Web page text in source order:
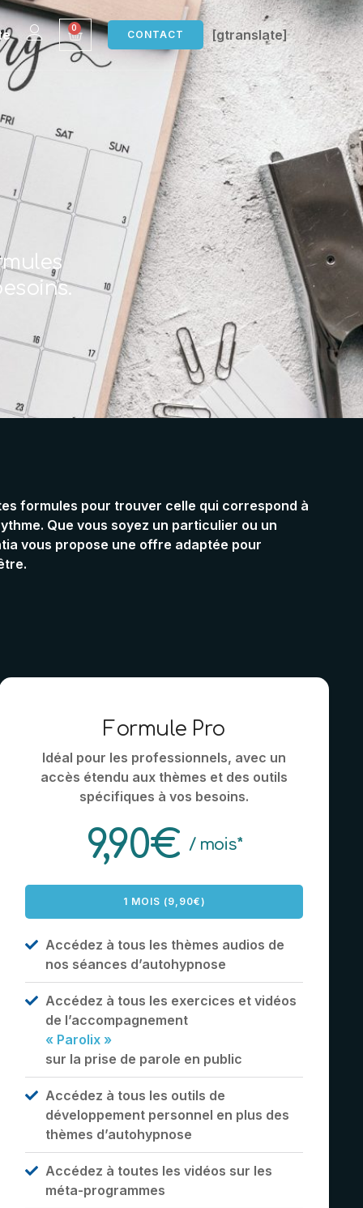
0
CONTACT [gtranslate]
formules pour trouver celle qui correspond à
Que vous soyez un particulier ou un
vous propose une offre adaptée pour
Formule Pro
Idéal pour les professionnels, avec un
accès étendu aux thèmes et des outils
spécifiques à vos besoins.
9,90€ / mois*
1 MOIS (9,90€)
Accédez à tous les thèmes audios de
nos séances d’autohypnose
Accédez à tous les exercices et vidéos
de l’accompagnement
« Parolix »
sur la prise de parole en public
Accédez à tous les outils de
développement personnel en plus des
thèmes d’autohypnose
Accédez à toutes les vidéos sur les
méta-programmes